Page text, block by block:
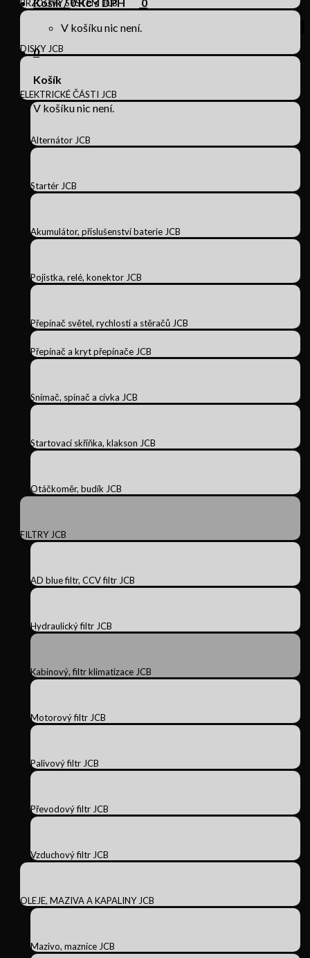
V košíku nic není.
0
Košík
V košíku nic není.
BRZDOVÝ SYSTÉM JCB
DISKY JCB
ELEKTRICKÉ ČÁSTI JCB
Alternátor JCB
Startér JCB
Akumulátor, příslušenství baterie JCB
Pojistka, relé, konektor JCB
Přepínač světel, rychlosti a stěračů JCB
Přepínač a kryt přepínače JCB
Snímač, spínač a cívka JCB
Startovací skříňka, klakson JCB
Otáčkoměr, budík JCB
FILTRY JCB
AD blue filtr, CCV filtr JCB
Hydraulický filtr JCB
Kabinový, filtr klimatizace JCB
Motorový filtr JCB
Palivový filtr JCB
Převodový filtr JCB
Vzduchový filtr JCB
OLEJE, MAZIVA A KAPALINY JCB
Mazivo, maznice JCB